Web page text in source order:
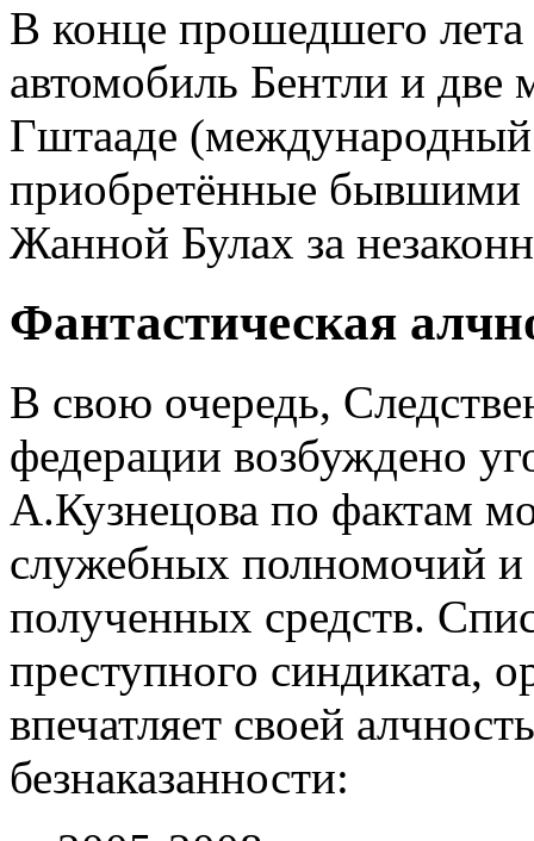
В конце прошедшего
автомобиль Бентли и две
Гштааде
приобретённые бывшими
Жанной Булах за
Фантастическая
В свою очередь,
федерации возбуждено
А.Кузнецова по фактам
служебных полномочий и
полученных средств.
преступного синдиката,
впечатляет своей
безнаказанности: